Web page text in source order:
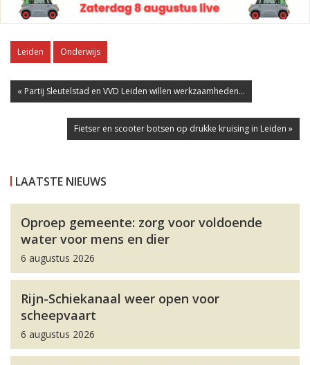
Leiden Onderwijs
« Partij Sleutelstad en VVD Leiden willen werkzaamheden...
Fietser en scooter botsen op drukke kruising in Leiden »
LAATSTE NIEUWS
Oproep gemeente: zorg voor voldoende
water voor mens en dier
6 augustus 2026
Rijn-Schiekanaal weer open voor
scheepvaart
6 augustus 2026